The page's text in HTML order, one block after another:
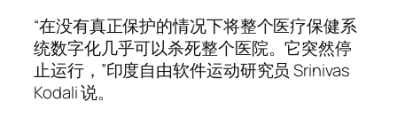
“在没有真正保护的情况下将整个医疗保健系
统数字化几乎可以杀死整个医院。它突然停
止运行，”印度自由软件运动研究员 Srinivas
Kodali 说。